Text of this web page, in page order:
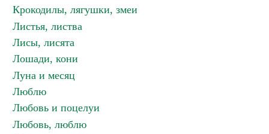
Крокодилы, лягушки, змеи
Листья, листва
Лисы, лисята
Лошади, кони
Луна и месяц
Люблю
Любовь и поцелуи
Любовь, люблю